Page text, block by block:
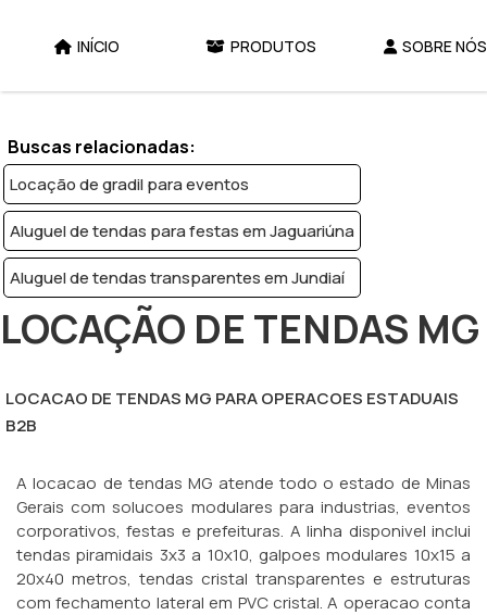
INÍCIO PRODUTOS SOBRE NÓS
Buscas relacionadas:
Locação de gradil para eventos
Aluguel de tendas para festas em Jaguariúna
Aluguel de tendas transparentes em Jundiaí
LOCAÇÃO DE TENDAS MG
LOCACAO DE TENDAS MG PARA OPERACOES ESTADUAIS
B2B
A locacao de tendas MG atende todo o estado de Minas
Gerais com solucoes modulares para industrias, eventos
corporativos, festas e prefeituras. A linha disponivel inclui
tendas piramidais 3x3 a 10x10, galpoes modulares 10x15 a
20x40 metros, tendas cristal transparentes e estruturas
com fechamento lateral em PVC cristal. A operacao conta